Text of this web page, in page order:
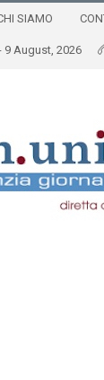
SIAMO
9 August, 2026